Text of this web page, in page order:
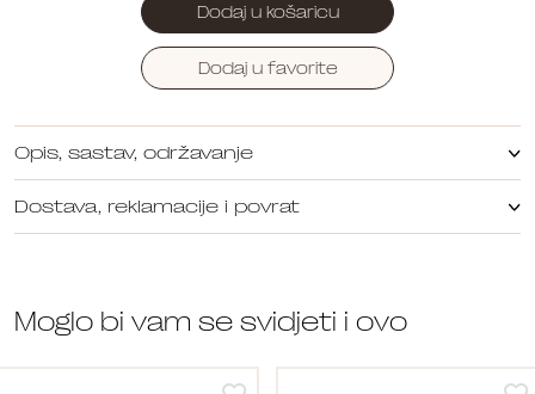
Dodaj u košaricu
Dodaj u favorite
Opis, sastav, održavanje
Dostava, reklamacije i povrat
Moglo bi vam se svidjeti i ovo